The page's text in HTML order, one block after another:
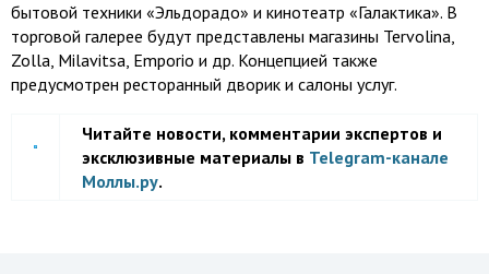
бытовой техники «Эльдорадо» и кинотеатр «Галактика». В
торговой галерее будут представлены магазины Tervolina,
Zolla, Milavitsa, Emporio и др. Концепцией также
предусмотрен ресторанный дворик и салоны услуг.
Читайте новости, комментарии экспертов и
эксклюзивные материалы в Telegram-канале
Моллы.ру.